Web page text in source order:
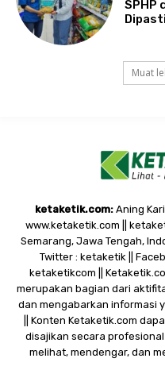
SPHP
Muat
ketaketik.com: Aning
www.ketaketik.com ||
Semarang, Jawa Tengah,
Twitter : ketaketik ||
ketaketikcom ||
merupakan bagian dari
dan mengabarkan informasi
|| Konten Ketaketik.com
disajikan secara
melihat, mendengar, dan